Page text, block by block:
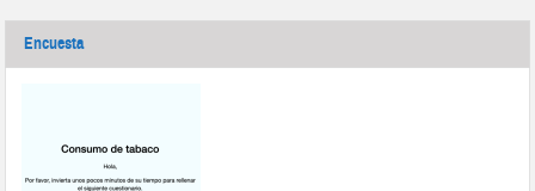
Encuesta